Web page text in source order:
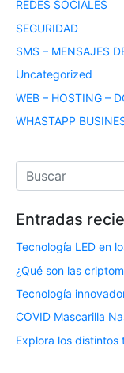
REDES SOCIALES
SEGURIDAD
SMS – MENSAJES
Uncategorized
WEB – HOSTING –
WHASTAPP
Entradas
Tecnología LED en
¿Qué son las
Tecnología
COVID Mascarilla
Explora los